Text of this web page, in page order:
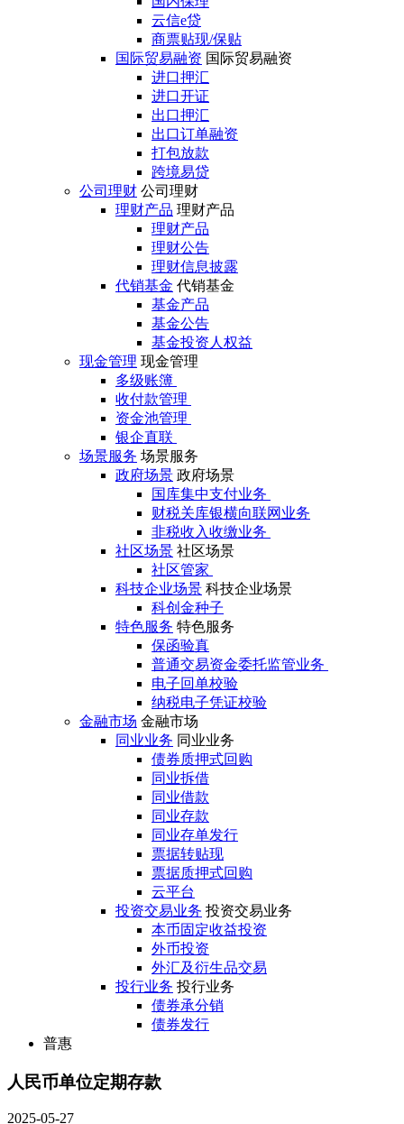
云信e贷
商票贴现/保贴
国际贸易融资 国际贸易融资
进口押汇
进口开证
出口押汇
出口订单融资
打包放款
跨境易贷
公司理财 公司理财
理财产品 理财产品
理财产品
理财公告
理财信息披露
代销基金 代销基金
基金产品
基金公告
基金投资人权益
现金管理 现金管理
多级账簿
收付款管理
资金池管理
银企直联
场景服务 场景服务
政府场景 政府场景
国库集中支付业务
财税关库银横向联网业务
非税收入收缴业务
社区场景 社区场景
社区管家
科技企业场景 科技企业场景
科创金种子
特色服务 特色服务
保函验真
普通交易资金委托监管业务
电子回单校验
纳税电子凭证校验
金融市场 金融市场
同业业务 同业业务
债券质押式回购
同业拆借
同业借款
同业存款
同业存单发行
票据转贴现
票据质押式回购
云平台
投资交易业务 投资交易业务
本币固定收益投资
外币投资
外汇及衍生品交易
投行业务 投行业务
债券承分销
债券发行
普惠
人民币单位定期存款
2025-05-27